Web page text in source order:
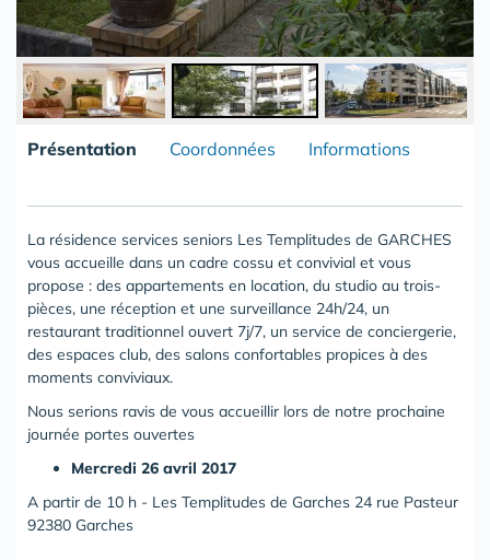
Présentation Coordonnées Informations
La résidence services seniors Les Templitudes de GARCHES
vous accueille dans un cadre cossu et convivial et vous
propose : des appartements en location, du studio au trois-
pièces, une réception et une surveillance 24h/24, un
restaurant traditionnel ouvert 7j/7, un service de conciergerie,
des espaces club, des salons confortables propices à des
moments conviviaux.
Nous serions ravis de vous accueillir lors de notre prochaine
journée portes ouvertes
Mercredi 26 avril 2017
A partir de 10 h - Les Templitudes de Garches 24 rue Pasteur
92380 Garches